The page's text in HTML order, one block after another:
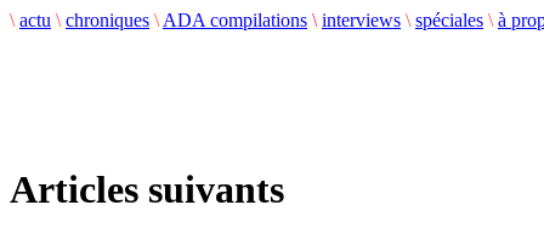
\ actu \ chroniques \ ADA compilations \ interviews \ spéciales \ à
Articles suivants